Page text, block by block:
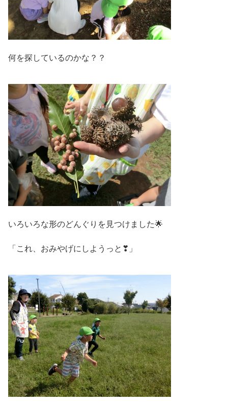
何を探しているのかな？？
いろいろな形のどんぐりを見つけました🌟
「これ、おみやげにしようっと❣」